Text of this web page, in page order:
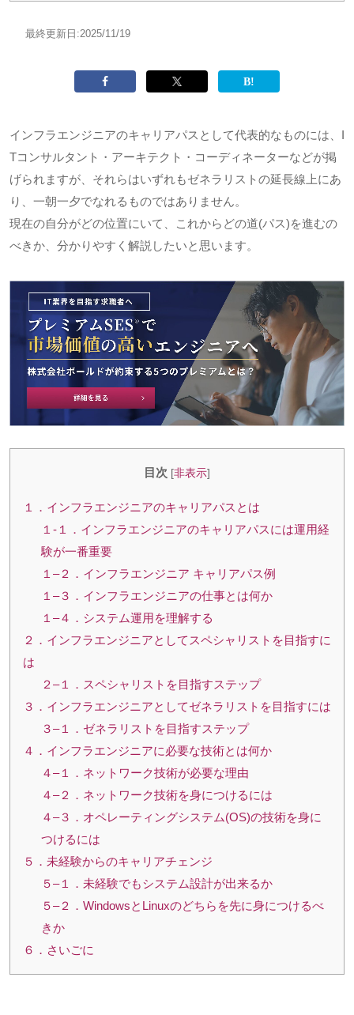
最終更新日:2025/11/19
インフラエンジニアのキャリアパスとして代表的なものには、 I
Tコンサルタント・アーキテクト・コーディネーターなどが掲
げられますが、それらはいずれもゼネラリストの延長線上にあ
り、一朝一夕でなれるものではありません。
現在の自分がどの位置にいて、これからどの道(パス)を進むの
べきか、分かりやすく解説したいと思います。
目次 [非表示]
１．インフラエンジニアのキャリアパスとは
１-１．インフラエンジニアのキャリアパスには運用経
験が一番重要
１–２．インフラエンジニア キャリアパス例
１–３．インフラエンジニアの仕事とは何か
１–４．システム運用を理解する
２．インフラエンジニアとしてスペシャリストを目指すに
は
２–１．スペシャリストを目指すステップ
３．インフラエンジニアとしてゼネラリストを目指すには
３–１．ゼネラリストを目指すステップ
４．インフラエンジニアに必要な技術とは何か
４–１．ネットワーク技術が必要な理由
４–２．ネットワーク技術を身につけるには
４–３．オペレーティングシステム(OS)の技術を身に
つけるには
５．未経験からのキャリアチェンジ
５–１．未経験でもシステム設計が出来るか
５–２．WindowsとLinuxのどちらを先に身につけるべ
きか
６．さいごに